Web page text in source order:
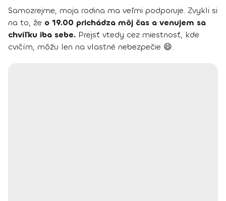
Samozrejme, moja rodina ma veľmi podporuje. Zvykli si
na to, že o 19.00 prichádza môj čas a venujem sa
chvíľku iba sebe. Prejsť vtedy cez miestnosť, kde
cvičím, môžu len na vlastné nebezpečie 😄.